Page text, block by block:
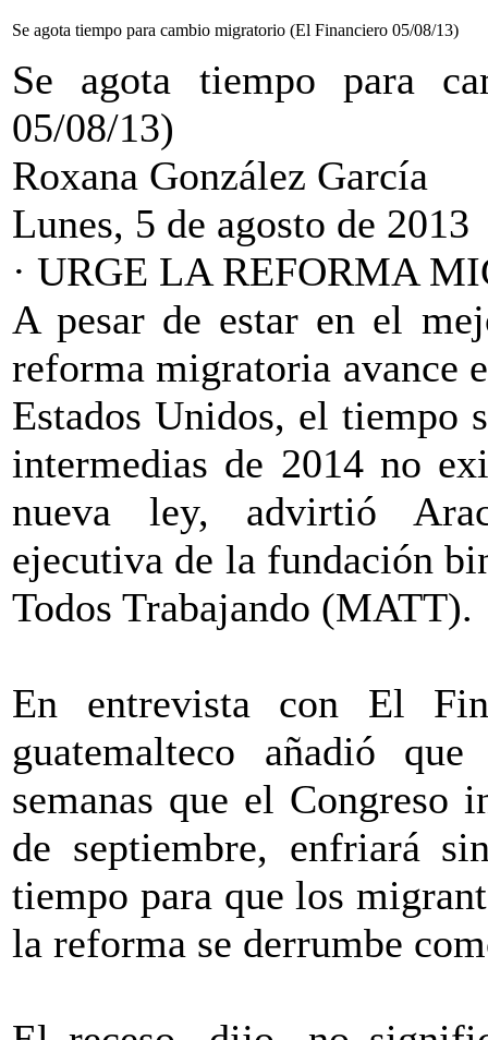
Se agota tiempo para cambio migratorio (El Financiero 05/08/13)
Se agota tiempo para
05/08/13)
Roxana González García
Lunes, 5 de agosto de 2013
· URGE LA REFORMA
A pesar de estar en el
reforma migratoria avance
Estados Unidos, el tiempo
intermedias de 2014 no
nueva ley, advirtió
ejecutiva de la fundación
Todos Trabajando (MATT).
En entrevista con El
guatemalteco añadió
semanas que el
de septiembre, enfriará
tiempo para que los
la reforma se derrumbe